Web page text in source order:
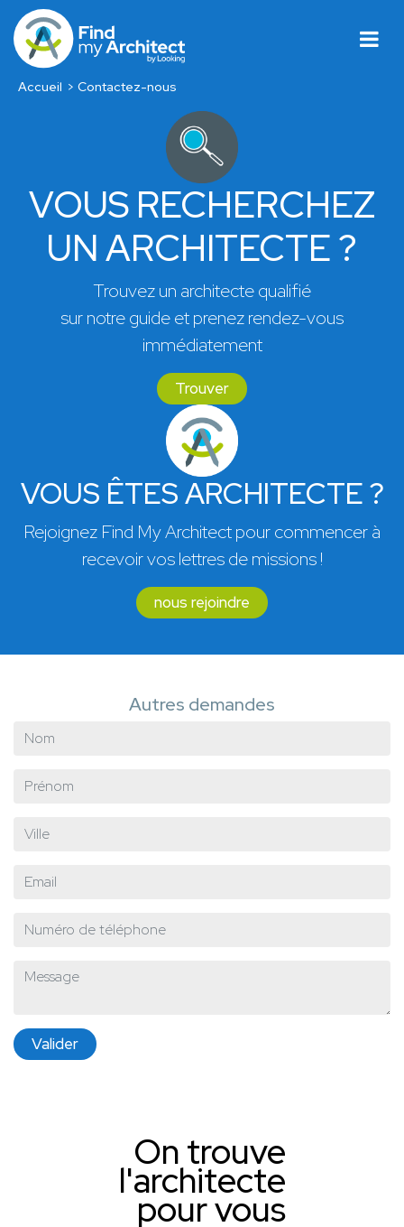
Accueil Contactez-nous
VOUS RECHERCHEZ
UN ARCHITECTE ?
Trouvez un architecte qualifié
sur notre guide et prenez rendez-vous
immédiatement
Trouver
VOUS ÊTES ARCHITECTE ?
Rejoignez Find My Architect pour commencer à
recevoir vos lettres de missions !
nous rejoindre
Autres demandes
Valider
On trouve
l'architecte
pour vous